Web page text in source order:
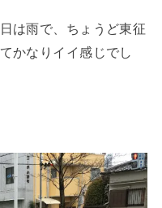
は雨で、ちょうど東征
かなりイイ感じでし